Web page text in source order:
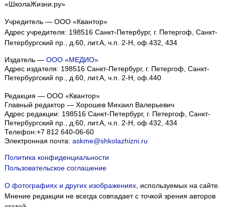
«ШколаЖизни.ру»
Учредитель — ООО «Квантор»
Адрес учредителя: 198516 Санкт-Петербург, г. Петергоф, Санкт-
Петербургский пр., д.60, лит.А, ч.п. 2-Н, оф.432, 434
Издатель — ООО «МЕДИО»
Адрес издателя: 198516 Санкт-Петербург, г. Петергоф, Санкт-
Петербургский пр., д.60, лит.А, ч.п. 2-Н, оф.440
Редакция — ООО «Квантор»
Главный редактор — Хорошев Михаил Валерьевич
Адрес редакции: 198516 Санкт-Петербург, г. Петергоф Санкт-
Петербургский пр., д.60, лит.А, ч.п. 2-Н, оф.432, 434
Телефон:+7 812 640-06-60
Электронная почта: askme@shkolazhizni.ru
Политика конфиденциальности
Пользовательское соглашение
О фотографиях и других изображениях, используемых на сайте.
Мнение редакции не всегда совпадает с точкой зрения авторов